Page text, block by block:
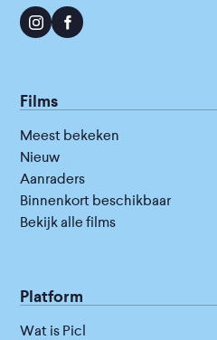
Films
Meest bekeken
Nieuw
Aanraders
Binnenkort beschikbaar
Bekijk alle films
Platform
Wat is Picl